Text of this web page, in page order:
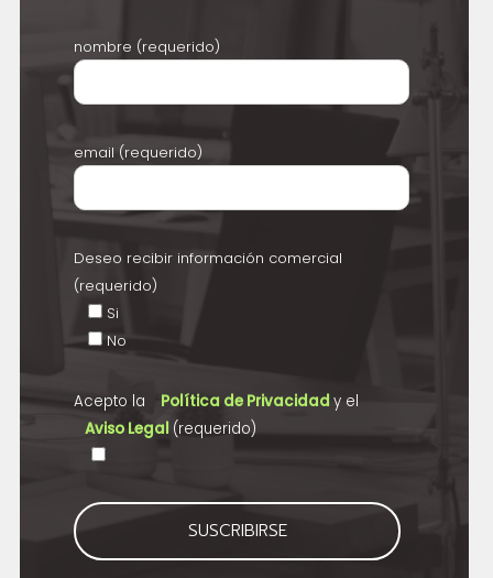
nombre (requerido)
email (requerido)
Deseo recibir información comercial
(requerido)
Si
No
Acepto la Política de Privacidad y el
Aviso Legal (requerido)